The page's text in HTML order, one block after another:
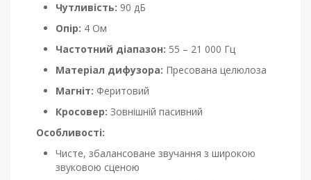
Чутливість: 90 дБ
Опір: 4 Ом
Частотний діапазон: 55 – 21 000 Гц
Матеріал дифузора: Пресована целюлоза
Магніт: Феритовий
Кросовер: Зовнішній пасивний
Особливості:
Чисте, збалансоване звучання з широкою
звуковою сценою